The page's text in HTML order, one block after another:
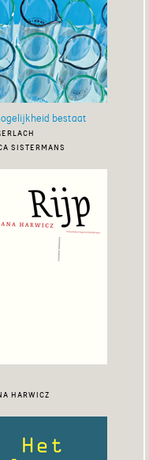
bestaat
sistermans
harwicz